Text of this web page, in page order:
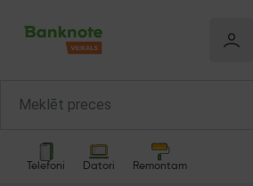
Telefoni Datori Remontam